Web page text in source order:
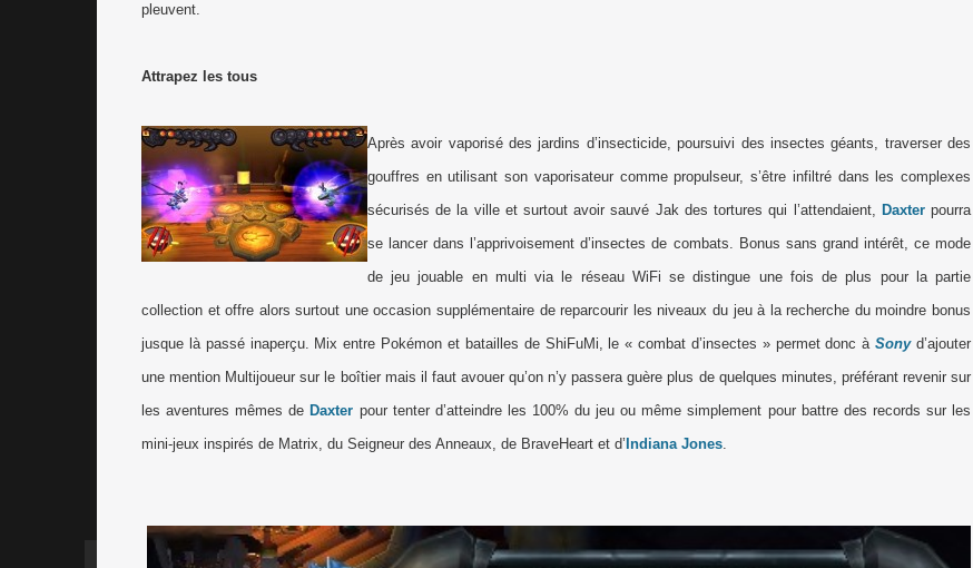
pleuvent.
Attrapez les tous
Après avoir vaporisé des jardins d’insecticide, poursuivi des insectes géants, traverser des
gouffres en utilisant son vaporisateur comme propulseur, s’être infiltré dans les complexes
sécurisés de la ville et surtout avoir sauvé Jak des tortures qui l’attendaient, Daxterpourra
se lancer dans l’apprivoisement d’insectes de combats. Bonus sans grand intérêt, ce mode
de jeu jouable en multi via le réseau WiFi se distingue une fois de plus pour la partie
collection et offre alors surtout une occasion supplémentaire de reparcourir les niveaux du jeu à la recherche du moindre bonus
jusque là passé inaperçu. Mix entre Pokémon et batailles de ShiFuMi, le « combat d’insectes » permet donc àSonyd’ajouter
une mention Multijoueur sur le boîtier mais il faut avouer qu’on n’y passera guère plus de quelques minutes, préférant revenir sur
les aventures mêmes de Daxter pour tenter d’atteindre les 100% du jeu ou même simplement pour battre des records sur les
mini-jeux inspirés de Matrix, du Seigneur des Anneaux, de BraveHeart et d’ Indiana Jones.